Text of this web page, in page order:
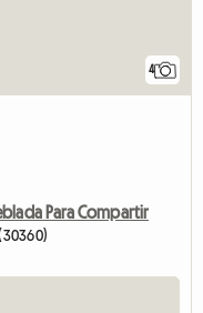
4
Para Compartir